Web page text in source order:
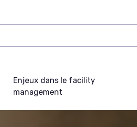
Enjeux dans le facility
management